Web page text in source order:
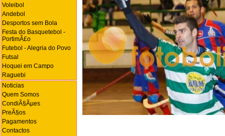
Voleibol
Andebol
Desportos sem Bola
Festa do Basquetebol -
PortimÃ£o
Futebol - Alegria do Povo
Futsal
Hoquei em Campo
Raguebi
Noticias
Quem Somos
CondiÃ§Ãµes
PreÃ§os
Pagamentos
Contactos